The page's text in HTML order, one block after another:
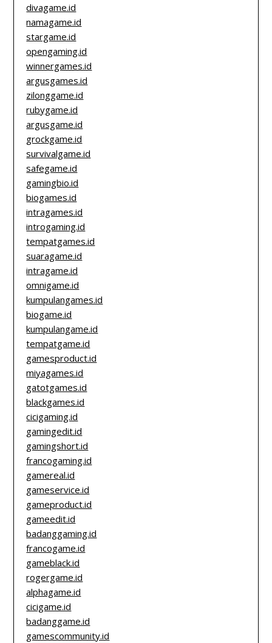
divagame.id
namagame.id
stargame.id
opengaming.id
winnergames.id
argusgames.id
zilonggame.id
rubygame.id
argusgame.id
grockgame.id
survivalgame.id
safegame.id
gamingbio.id
biogames.id
intragames.id
introgaming.id
tempatgames.id
suaragame.id
intragame.id
omnigame.id
kumpulangames.id
biogame.id
kumpulangame.id
tempatgame.id
gamesproduct.id
miyagames.id
gatotgames.id
blackgames.id
cicigaming.id
gamingedit.id
gamingshort.id
francogaming.id
gamereal.id
gameservice.id
gameproduct.id
gameedit.id
badanggaming.id
francogame.id
gameblack.id
rogergame.id
alphagame.id
cicigame.id
badanggame.id
gamescommunity.id